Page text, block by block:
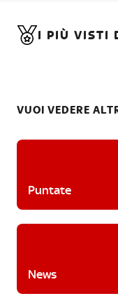
I PIÙ VISTI
VUOI VEDERE
Puntate
News